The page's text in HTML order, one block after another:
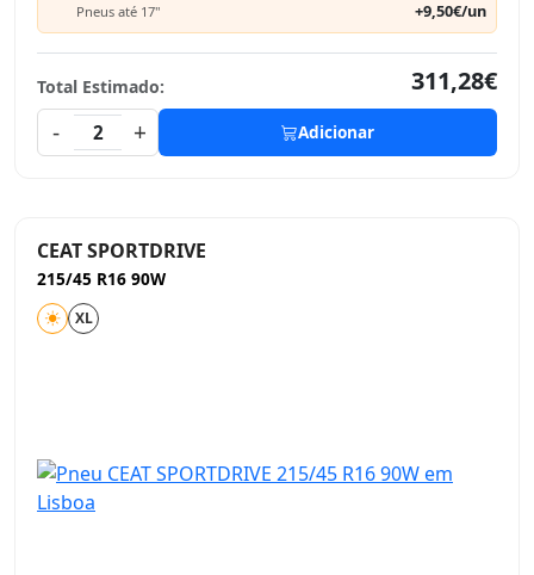
Pneus até 17" +9,50€/un
Total Estimado:
311,28€
-
2 + Adicionar
CEAT SPORTDRIVE
215/45 R16 90W
XL